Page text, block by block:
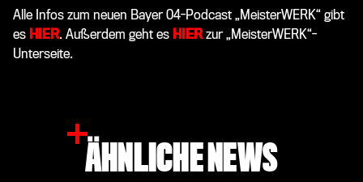
Alle Infos zum neuen Bayer 04-Podcast „MeisterWERK“ gibt
es HIER. Außerdem geht es HIERzur „MeisterWERK“-
Unterseite.
ÄHNLICHE NEWS